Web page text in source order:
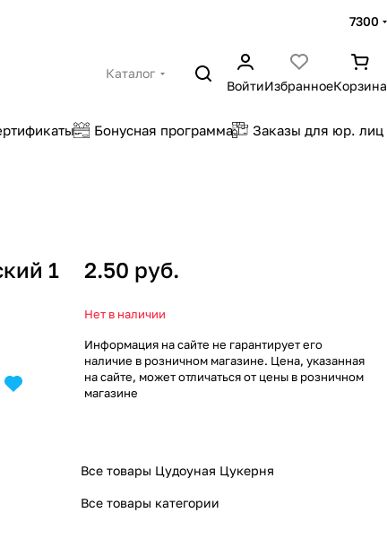
7300
Каталог
ВойтиИзбранноеКорзина
Бонусная программа Заказы для юр. лиц
1
2.50 руб.
Нет в наличии
Информация на сайте не гарантирует его
наличие в розничном магазине. Цена, указанная
на сайте, может отличаться от цены в розничном
магазине
Все товары Цудоуная Цукерня
Все товары категории